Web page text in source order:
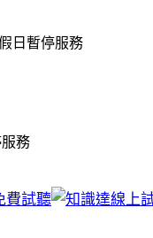
日暫停服務
務
費試聽